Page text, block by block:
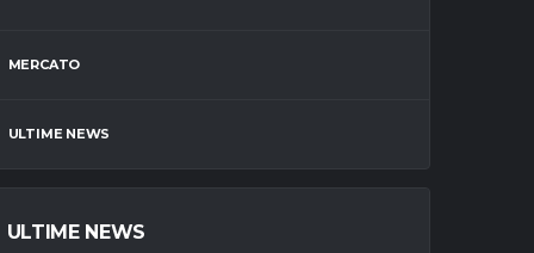
MERCATO
ULTIME NEWS
ULTIME NEWS